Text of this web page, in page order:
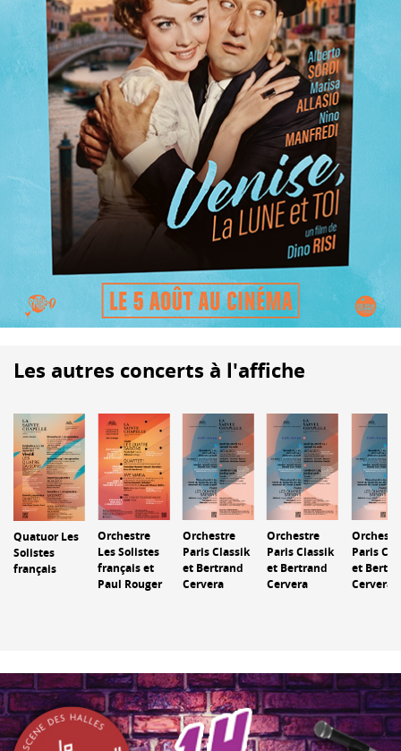
Les autres concerts à l'affiche
Quatuor Les
Solistes
français
Orchestre
Les Solistes
français et
Paul Rouger
Orchestre
Paris Classik
et Bertrand
Cervera
Orchestre
Paris Classik
et Bertrand
Cervera
Paris
et
Cervera